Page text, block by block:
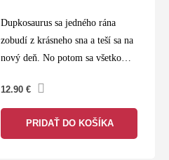
Dupkosaurus sa jedného rána
zobudí z krásneho sna a teší sa na
nový deň. No potom sa všetko
ho provokuje, raňajky mu nechutia
a…
12.90€
PRIDAŤ DO KOŠÍKA